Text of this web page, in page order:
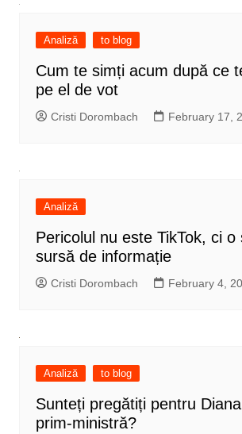
Analiză to blog
Cum te simți acum după ce
pe el de vot
Cristi Dorombach February 17,
Analiză
Pericolul nu este TikTok, ci o
sursă de informație
Cristi Dorombach February 4,
Analiză to blog
Sunteți pregătiți pentru
prim-ministră?